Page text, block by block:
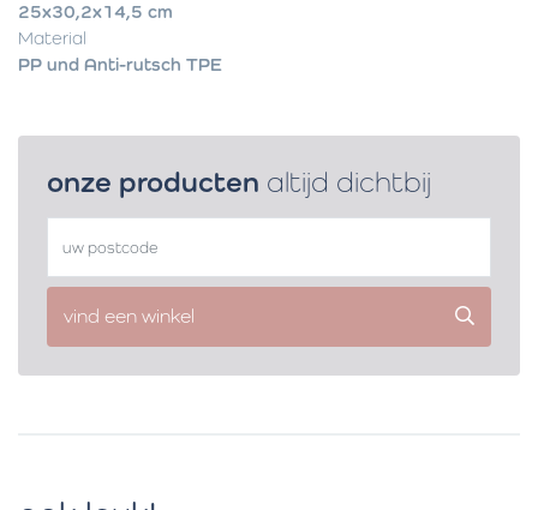
25x30,2x14,5 cm
Material
PP und Anti-rutsch TPE
onze producten altijd dichtbij
vind een winkel